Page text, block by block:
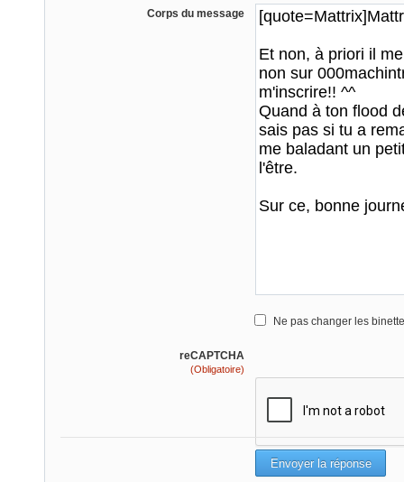
Corps du message
Ne pas changer les
reCAPTCHA
(Obligatoire)